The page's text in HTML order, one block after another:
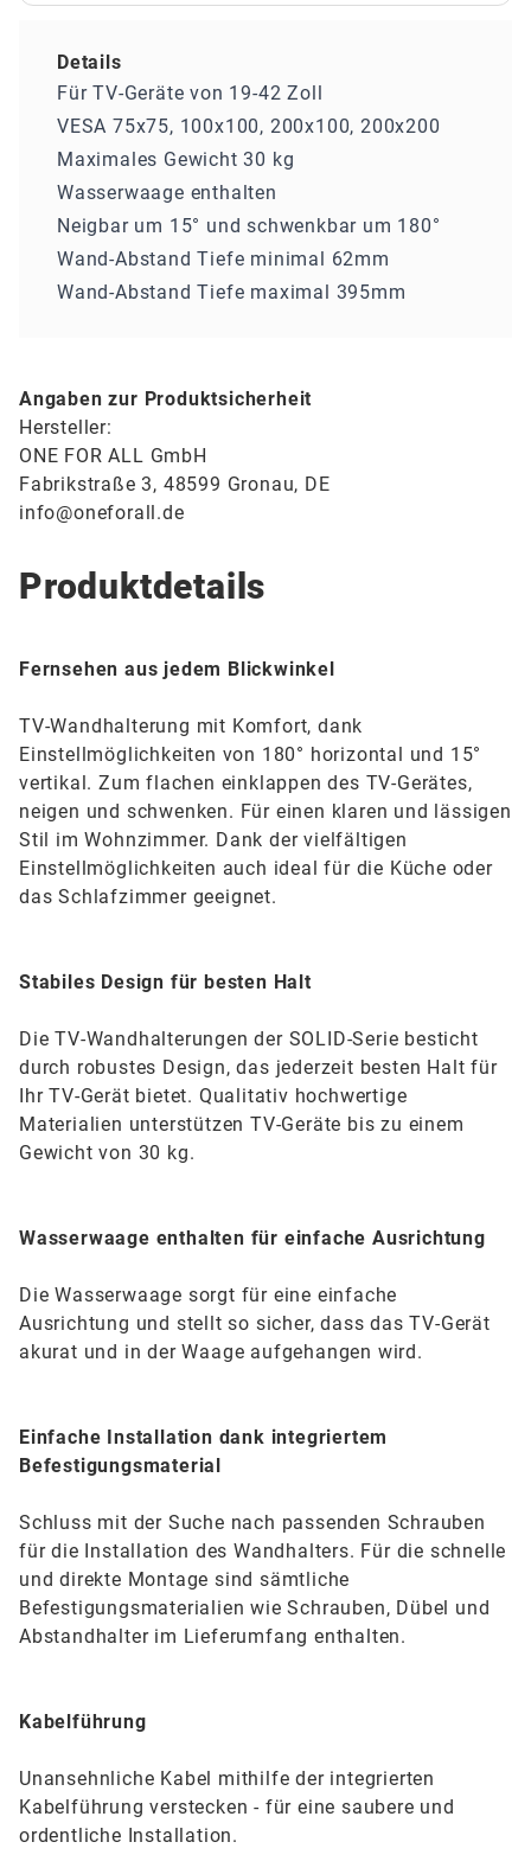
Details
Für TV-Geräte von 19-42 Zoll
VESA 75x75, 100x100, 200x100, 200x200
Maximales Gewicht 30 kg
Wasserwaage enthalten
Neigbar um 15° und schwenkbar um 180°
Wand-Abstand Tiefe minimal 62mm
Wand-Abstand Tiefe maximal 395mm
Angaben zur Produktsicherheit
Hersteller:
ONE FOR ALL GmbH
Fabrikstraße 3, 48599 Gronau, DE
info@oneforall.de
Produktdetails